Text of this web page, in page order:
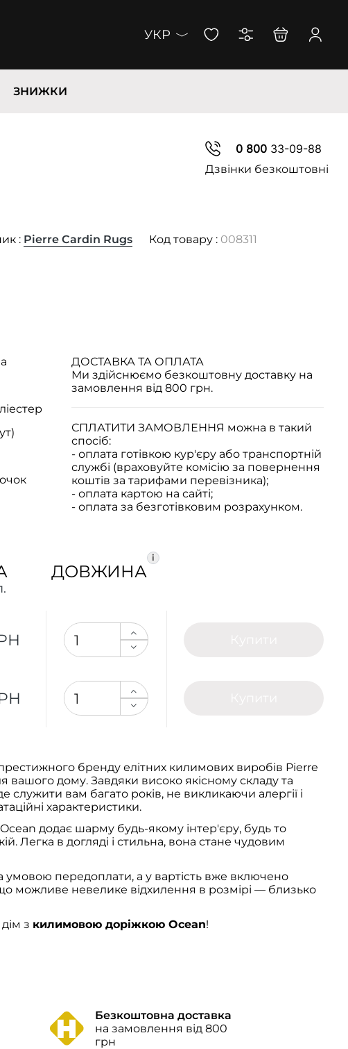
УКР
ЗНИЖКИ
0 80033-09-88
Дзвінки безкоштовні
: Pierre Cardin Rugs Код товару : 008311
ДОСТАВКА ТА ОПЛАТА
Ми здійснюємо безкоштовну доставку на
замовлення від 800 грн.
СПЛАТИТИ ЗАМОВЛЕННЯ можна в такий
спосіб:
- оплата готівкою кур'єру або транспортній
службі (враховуйте комісію за повернення
коштів за тарифами перевізника);
- оплата картою на сайті;
- оплата за безготівковим розрахунком.
ДОВЖИНА
i
бренду елітних килимових виробів Pierre
вашого дому. Завдяки високо якісному складу та
служити вам багато років, не викликаючи алергії і
характеристики.
додає шарму будь-якому інтер'єру, будь то
Легка в догляді і стильна, вона стане чудовим
умовою передоплати, а у вартість вже включено
можливе невелике відхилення в розмірі — близько
з килимовою доріжкою Ocean!
Безкоштовна доставка
на замовлення від 800
грн